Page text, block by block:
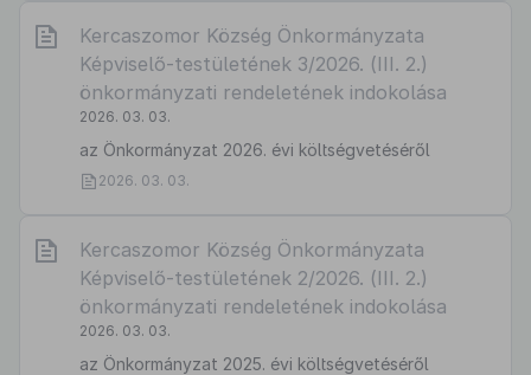
Kercaszomor Község Önkormányzata
Képviselő-testületének 3/2026. (III. 2.)
önkormányzati rendeletének indokolása
2026. 03. 03.
az Önkormányzat 2026. évi költségvetéséről
2026. 03. 03.
Kercaszomor Község Önkormányzata
Képviselő-testületének 2/2026. (III. 2.)
önkormányzati rendeletének indokolása
2026. 03. 03.
az Önkormányzat 2025. évi költségvetéséről